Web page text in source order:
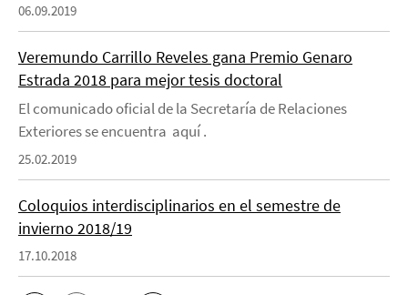
06.09.2019
Veremundo Carrillo Reveles gana Premio Genaro
Estrada 2018 para mejor tesis doctoral
El comunicado oficial de la Secretaría de Relaciones
Exteriores se encuentra aquí .
25.02.2019
Coloquios interdisciplinarios en el semestre de
invierno 2018/19
17.10.2018